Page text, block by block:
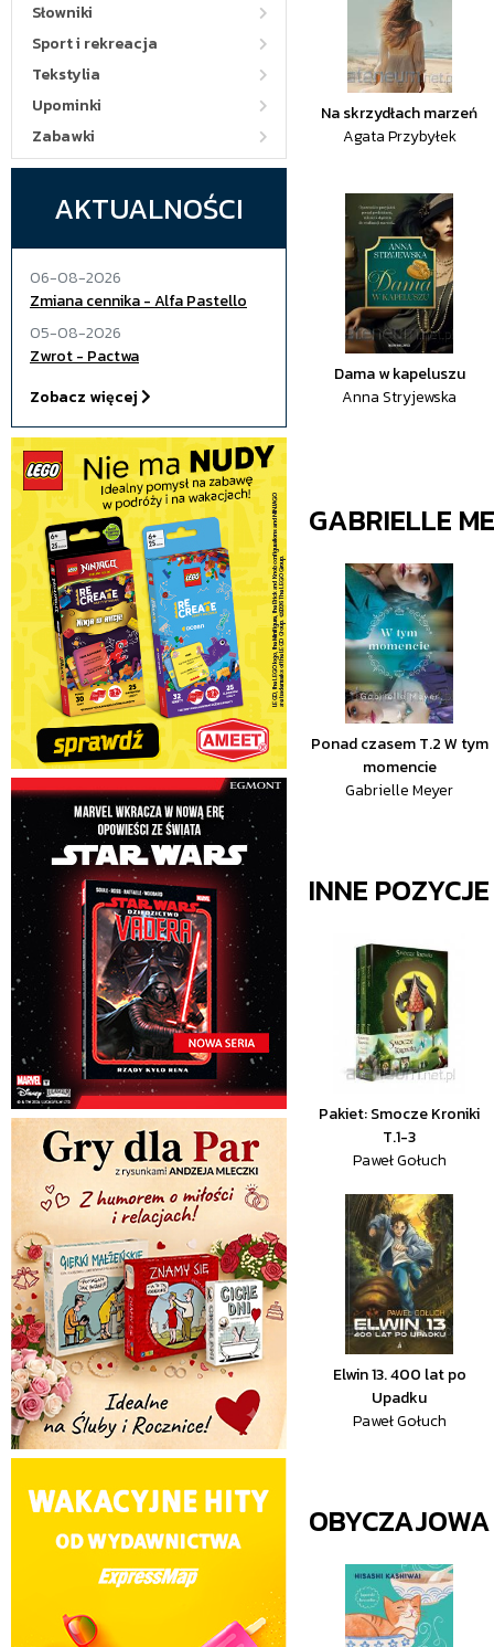
Słowniki
Sport i rekreacja
Tekstylia
Upominki
Zabawki
AKTUALNOŚCI
06-08-2026
Zmiana cennika - Alfa Pastello
05-08-2026
Zwrot - Pactwa
Zobacz więcej
Na skrzydłach marzeń
Agata Przybyłek
Dama w kapeluszu
Anna Stryjewska
GABRIELLE
Ponad czasem T.2 W tym
momencie
Gabrielle Meyer
INNE
Pakiet: Smocze Kroniki
T.1-3
Paweł Gołuch
Elwin 13. 400 lat po
Upadku
Paweł Gołuch
OBYCZAJOWA